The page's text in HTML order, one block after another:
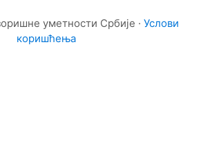
уметности Србије · Услови
коришћења